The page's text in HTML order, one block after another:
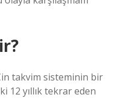
takvim sisteminin bir
12 yıllık tekrar eden